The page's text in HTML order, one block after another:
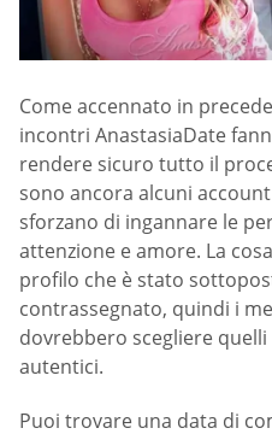
Come accennato in
incontri AnastasiaDate
rendere sicuro tutto il
sono ancora alcuni
sforzano di ingannare le
attenzione e amore. La
profilo che è stato
contrassegnato, quindi i
dovrebbero scegliere
autentici.
Puoi trovare una data di